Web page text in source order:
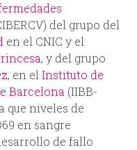
del grupo del
en el CNIC y el
, y del grupo
, en elInstituto de
Barcelona (IIBB-
que niveles de
en sangre
de fallo